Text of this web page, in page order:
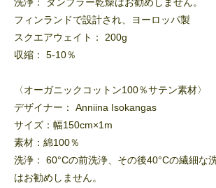
フィンランドで設計され、ヨーロッパ製
スクエアウェイト： 200g
収縮： 5-10％
〈オーガニックコットン100％サテン素材〉
デザイナー： Anniina Isokangas
サイズ：幅150cm×1m
素材：綿100％
洗浄： 60°Cの前洗浄、その後40°Cの繊細な
はお勧めしません。